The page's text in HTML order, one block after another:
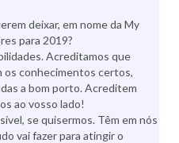
deixar, em nome da My
para 2019?
Acreditamos que
os conhecimentos certos,
a bom porto. Acreditem
ao vosso lado!
se quisermos. Têm em nós
vai fazer para atingir o